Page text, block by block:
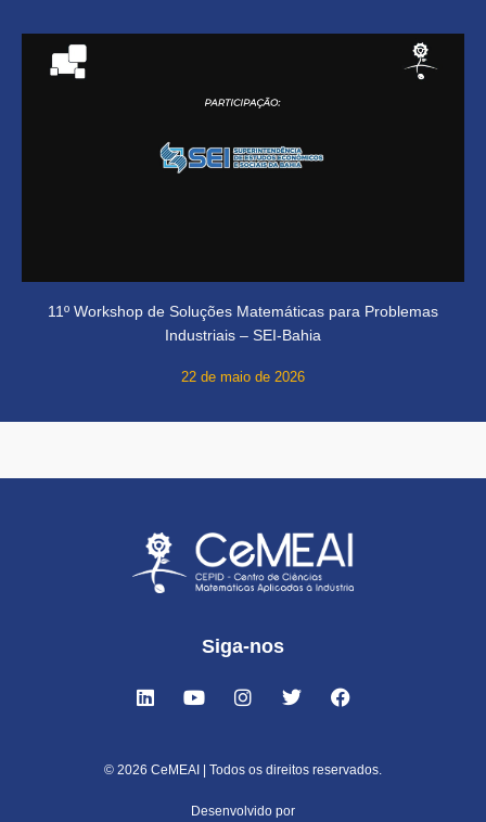
11º Workshop de Soluções Matemáticas para Problemas
Industriais – SEI-Bahia
22 de maio de 2026
Siga-nos
© 2026 CeMEAI | Todos os direitos reservados.
Desenvolvido por